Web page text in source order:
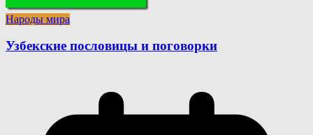
Народы мира
Узбекские пословицы и поговорки